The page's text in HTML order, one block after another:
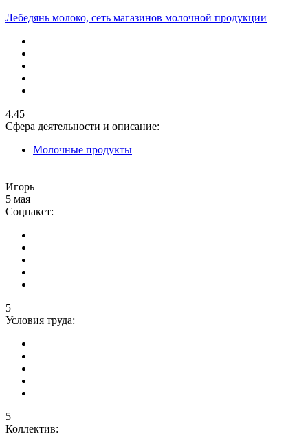
Лебедянь молоко, сеть магазинов молочной продукции
4.45
Сфера деятельности и описание:
Молочные продукты
Игорь
5 мая
Соцпакет:
5
Условия труда:
5
Коллектив: